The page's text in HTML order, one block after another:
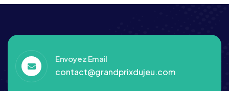
Envoyez Email
contact@grandprixdujeu.com